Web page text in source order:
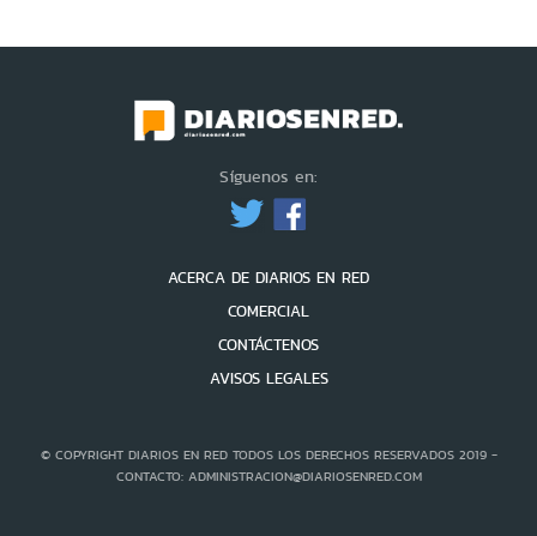
Síguenos en:
ACERCA DE DIARIOS EN RED
COMERCIAL
CONTÁCTENOS
AVISOS LEGALES
© COPYRIGHT DIARIOS EN RED TODOS LOS DERECHOS RESERVADOS 2019 -
CONTACTO: ADMINISTRACION@DIARIOSENRED.COM